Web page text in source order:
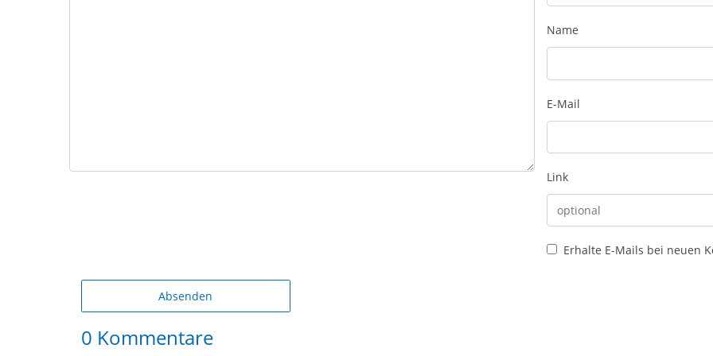
Name
E-Mail
Link
Erhalte E-Mails bei neuen
Absenden
0 Kommentare